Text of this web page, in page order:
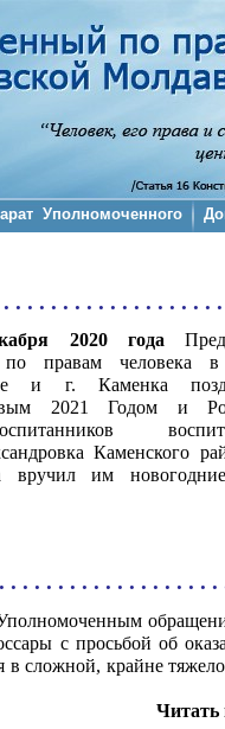
Уполномоченного
. . . . . . . . . . . . . . . .
2020 года
по правам
и г. Каменка
2021 Годом и
Каменского
вручил им
. . . . . . . . . . . . . . . . .
с просьбой об
в сложной, крайне
Читать